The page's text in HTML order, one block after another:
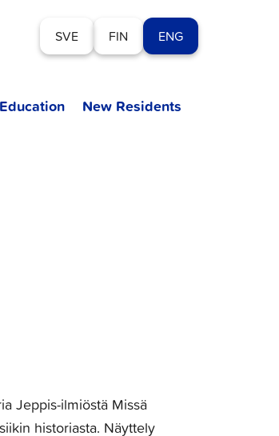
SVE FIN ENG
New Residents
Jeppis-ilmiöstä Missä
historiasta. Näyttely